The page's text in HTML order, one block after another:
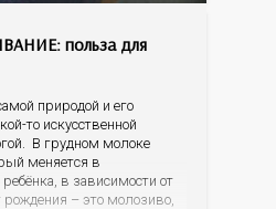
польза для
природой и его
то искусственной
В грудном молоке
меняется в
в зависимости от
– это молозиво,